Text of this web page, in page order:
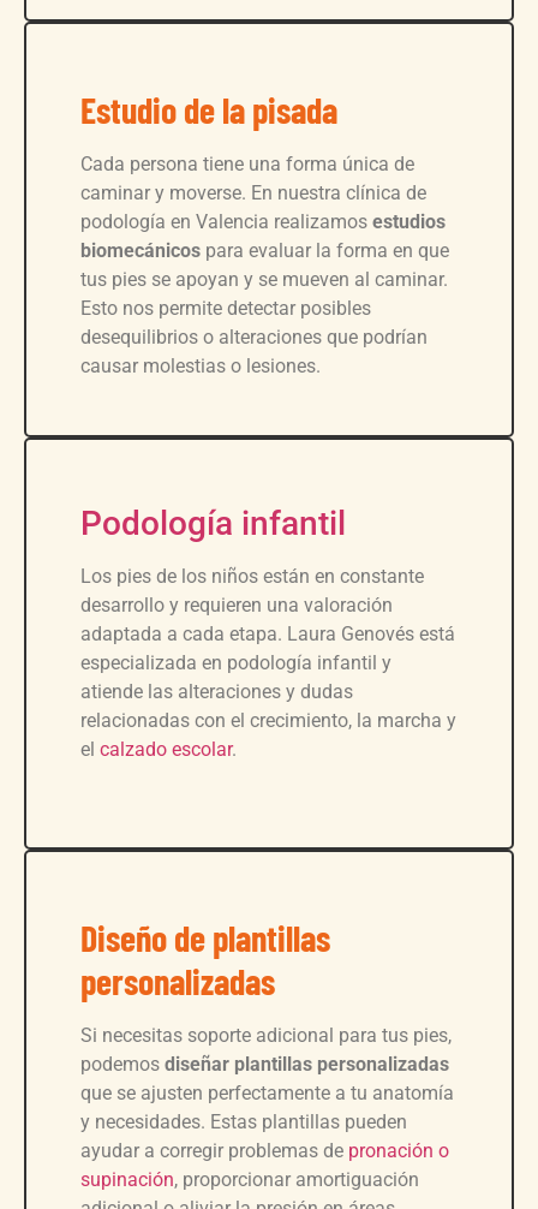
Estudio de la pisada
Cada persona tiene una forma única de
caminar y moverse. En nuestra clínica de
podología en Valencia realizamos estudios
biomecánicos para evaluar la forma en que
tus pies se apoyan y se mueven al caminar.
Esto nos permite detectar posibles
desequilibrios o alteraciones que podrían
causar molestias o lesiones.
Podología infantil
Los pies de los niños están en constante
desarrollo y requieren una valoración
adaptada a cada etapa. Laura Genovés está
especializada en podología infantil y
atiende las alteraciones y dudas
relacionadas con el crecimiento, la marcha y
el calzado escolar.
Diseño de plantillas
personalizadas
Si necesitas soporte adicional para tus pies,
podemos diseñar plantillas personalizadas
que se ajusten perfectamente a tu anatomía
y necesidades. Estas plantillas pueden
ayudar a corregir problemas de pronación o
supinación, proporcionar amortiguación